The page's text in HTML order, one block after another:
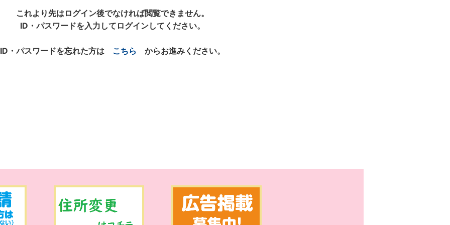
これより先はログイン後でなければ閲覧できません。
ID・パスワードを入力してログインしてください。
ID・パスワードを忘れた方は こちら からお進みください。